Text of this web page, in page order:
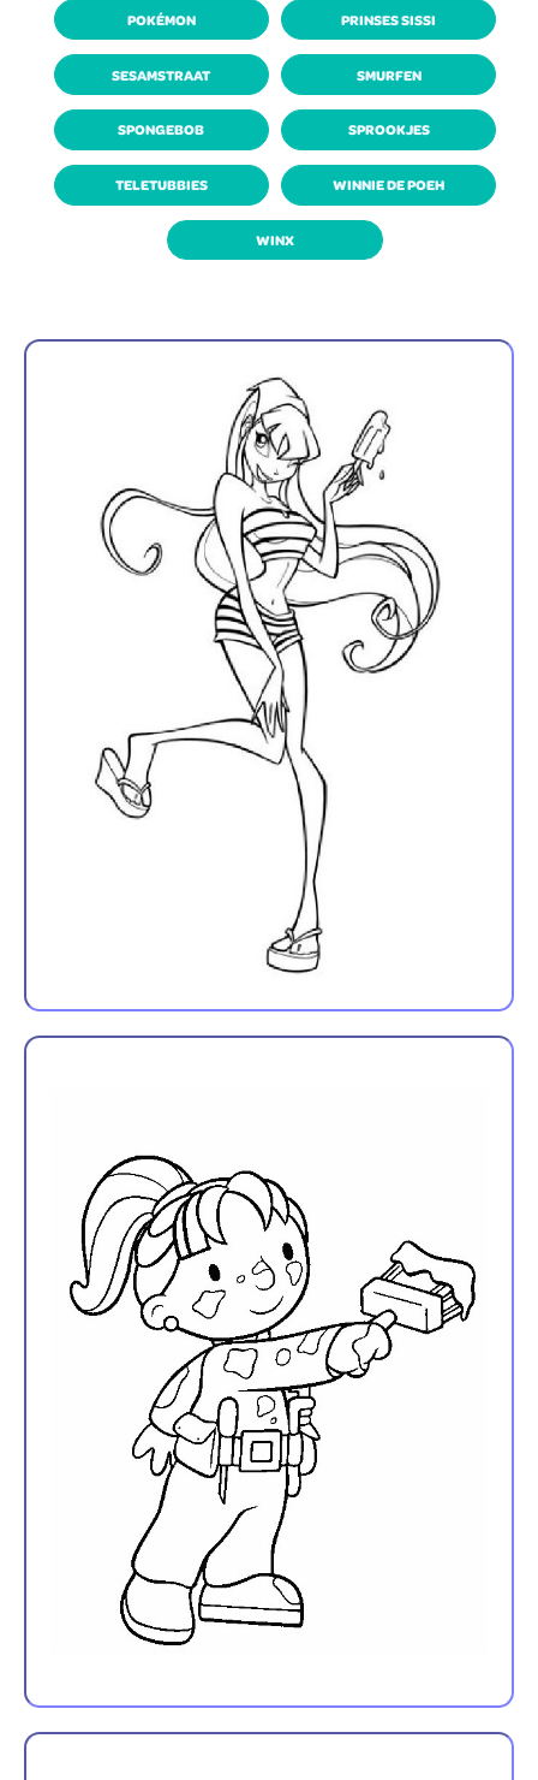
POKÉMON PRINSES SISSI
SESAMSTRAAT SMURFEN
SPONGEBOB SPROOKJES
TELETUBBIES WINNIE DE POEH
WINX